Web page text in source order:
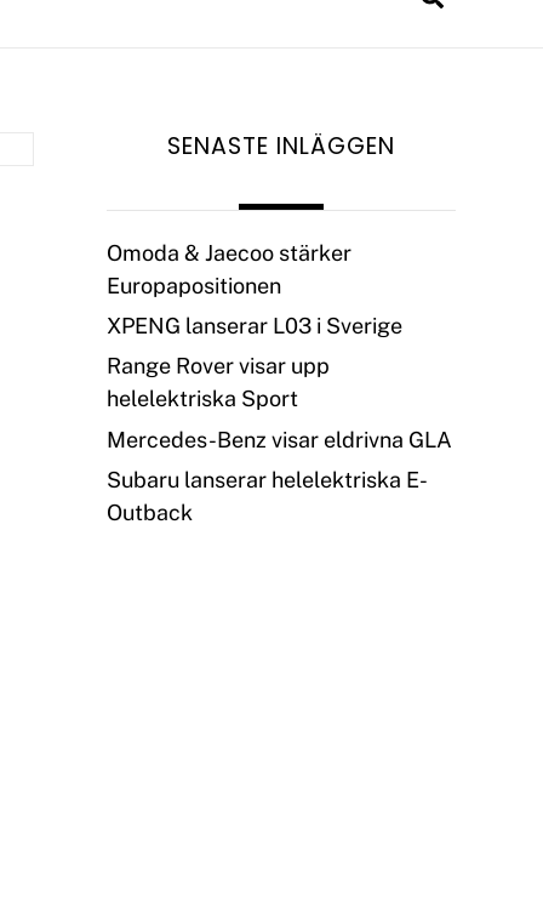
SENASTE INLÄGGEN
Omoda & Jaecoo stärker
Europapositionen
XPENG lanserar L03 i Sverige
Range Rover visar upp
helelektriska Sport
Mercedes-Benz visar eldrivna GLA
Subaru lanserar helelektriska E-
Outback